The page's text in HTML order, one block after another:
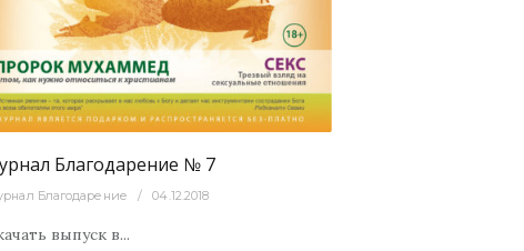
Благодарение № 7
Благодарение 04.12.2018
выпуск в...